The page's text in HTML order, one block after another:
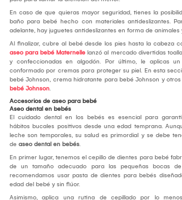
En caso de que quieras mayor seguridad, tienes la
baño para bebé hecho con materiales antideslizantes.
adelante, hay juguetes antideslizantes en forma de animales
Al finalizar, cubre al bebé desde los pies hasta la cabeza
aseo para bebé Maternelle lanzó al mercado divertidas
y confeccionadas en algodón. Por último, le aplicas un
conformado por cremas para proteger su piel. En esta
bebé Johnson, crema hidratante para bebé Johnson y
bebé Johnson.
Accesorios de aseo para bebé
Aseo dental en bebés
El cuidado dental en los bebés es esencial para
hábitos bucales positivos desde una edad temprana.
leche son temporales, su salud es primordial y se debe
de aseo dental en bebés.
En primer lugar, tenemos el cepillo de dientes para bebé
de un tamaño adecuado para las pequeñas bocas
recomendamos usar pasta de dientes para bebés
edad del bebé y sin flúor.
Asimismo, aplica una rutina de cepillado por lo